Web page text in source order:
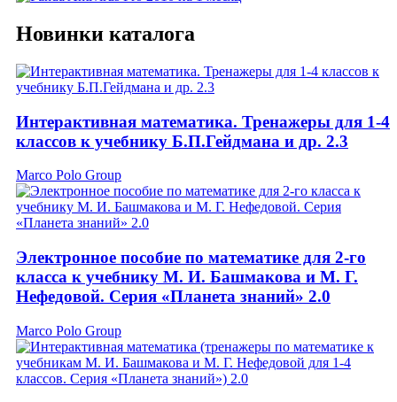
Новинки каталога
Интерактивная математика. Тренажеры для 1-4
классов к учебнику Б.П.Гейдмана и др. 2.3
Marco Polo Group
Электронное пособие по математике для 2-го
класса к учебнику М. И. Башмакова и М. Г.
Нефедовой. Серия «Планета знаний» 2.0
Marco Polo Group